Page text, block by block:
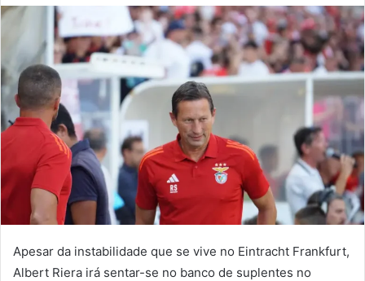
mail
Apesar da instabilidade que se vive no Eintracht Frankfurt,
Albert Riera irá sentar-se no banco de suplentes no